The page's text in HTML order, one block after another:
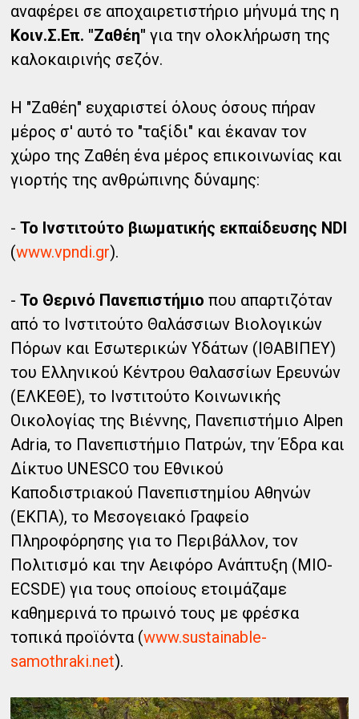
αναφέρει σε αποχαιρετιστήριο μήνυμά της η
Κοιν.Σ.Επ. "Ζαθέη" για την ολοκλήρωση της
καλοκαιρινής σεζόν.
Η "Ζαθέη" ευχαριστεί όλους όσους πήραν
μέρος σ' αυτό το "ταξίδι" και έκαναν τον
χώρο της Ζαθέη ένα μέρος επικοινωνίας και
γιορτής της ανθρώπινης δύναμης:
-Το Ινστιτούτο βιωματικής εκπαίδευσης NDI
(www.vpndi.gr).
-Το Θερινό Πανεπιστήμιο που απαρτιζόταν
από το Ινστιτούτο Θαλάσσιων Βιολογικών
Πόρων και Εσωτερικών Υδάτων (ΙΘΑΒΙΠΕΥ)
του Ελληνικού Κέντρου Θαλασσίων Ερευνών
(ΕΛΚΕΘΕ), το Ινστιτούτο Κοινωνικής
Οικολογίας της Βιέννης, Πανεπιστήμιο Alpen
Adria, το Πανεπιστήμιο Πατρών, την Έδρα και
Δίκτυο UNESCO του Εθνικού
Καποδιστριακού Πανεπιστημίου Αθηνών
(ΕΚΠΑ), το Μεσογειακό Γραφείο
Πληροφόρησης για το Περιβάλλον, τον
Πολιτισμό και την Αειφόρο Ανάπτυξη (MIO-
ECSDE) για τους οποίους ετοιμάζαμε
καθημερινά το πρωινό τους με φρέσκα
τοπικά προϊόντα (www.sustainable-
samothraki.net).